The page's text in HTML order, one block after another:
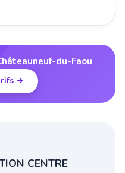
du-Faou
→
CENTRE